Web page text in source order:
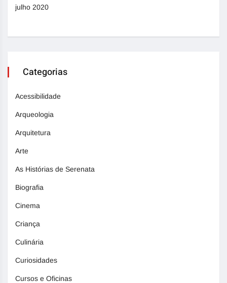
julho 2020
Categorias
Acessibilidade
Arqueologia
Arquitetura
Arte
As Histórias de Serenata
Biografia
Cinema
Criança
Culinária
Curiosidades
Cursos e Oficinas